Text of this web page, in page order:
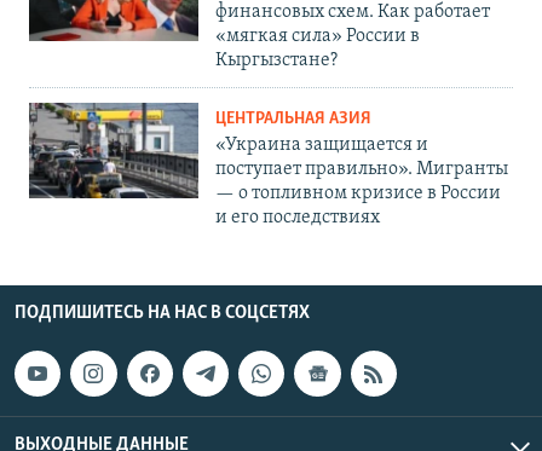
финансовых схем. Как работает
«мягкая сила» России в
Кыргызстане?
ЦЕНТРАЛЬНАЯ АЗИЯ
«Украина защищается и
поступает правильно». Мигранты
— о топливном кризисе в России
и его последствиях
ПОДПИШИТЕСЬ НА НАС В СОЦСЕТЯХ
ВЫХОДНЫЕ ДАННЫЕ